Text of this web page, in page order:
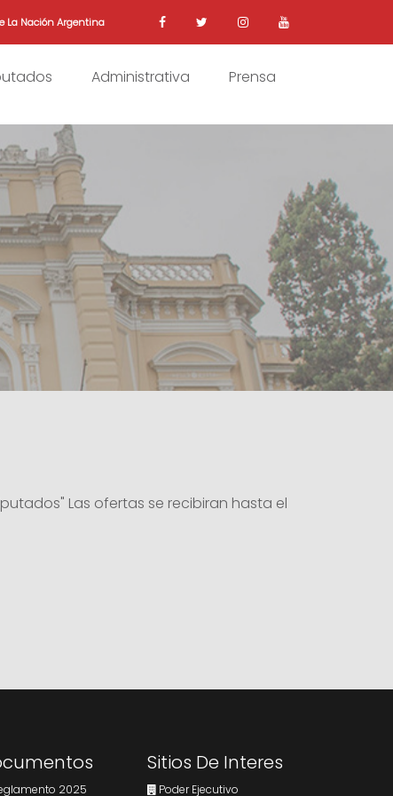
La Nación Argentina
Administrativa Prensa
Las ofertas se recibiran hasta el
2025
Sitios De Interes
Poder Ejecutivo